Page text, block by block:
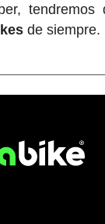
tendremos
de siempre.